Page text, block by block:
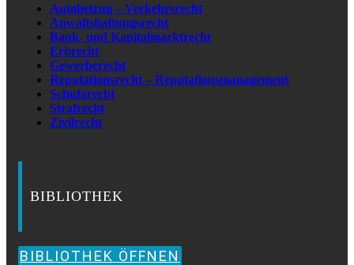
Autobetrug – Verkehrsrecht
Anwaltshaftungsrecht
Bank- und Kapitalmarktrecht
Erbrecht
Gewerberecht
Reputationsrecht – Reputationsmanagement
Schufarecht
Strafrecht
Zivilrecht
BIBLIOTHEK
BIBLIOTHEK ÖFFNEN